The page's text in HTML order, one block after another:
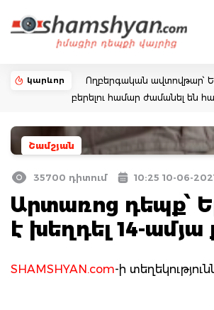
կարևոր
Ողբերգական ավտովթար՝
բերելու համար ժամանել են
Շամշյան
35700 դիտում 10:25 10-06-
Արտառոց դեպք՝
է խեղդել 14-ամյա
SHAMSHYAN.com-ի